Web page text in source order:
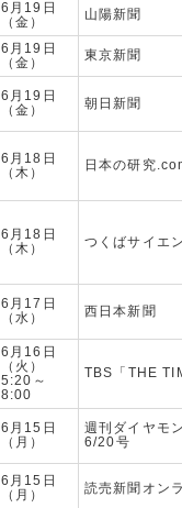
6月19日
（金）
山陽新聞
6月19日
（金）
東京新聞
6月19日
（金）
朝日新聞
6月18日
（木）
日本の研究
6月18日
（木）
つくばサイエ
6月17日
（水）
西日本新聞
6月16日
（火）
5:20～
8:00
TBS「THE
6月15日
（月）
週刊ダイヤモ
6/20号
6月15日
（月）
読売新聞オン